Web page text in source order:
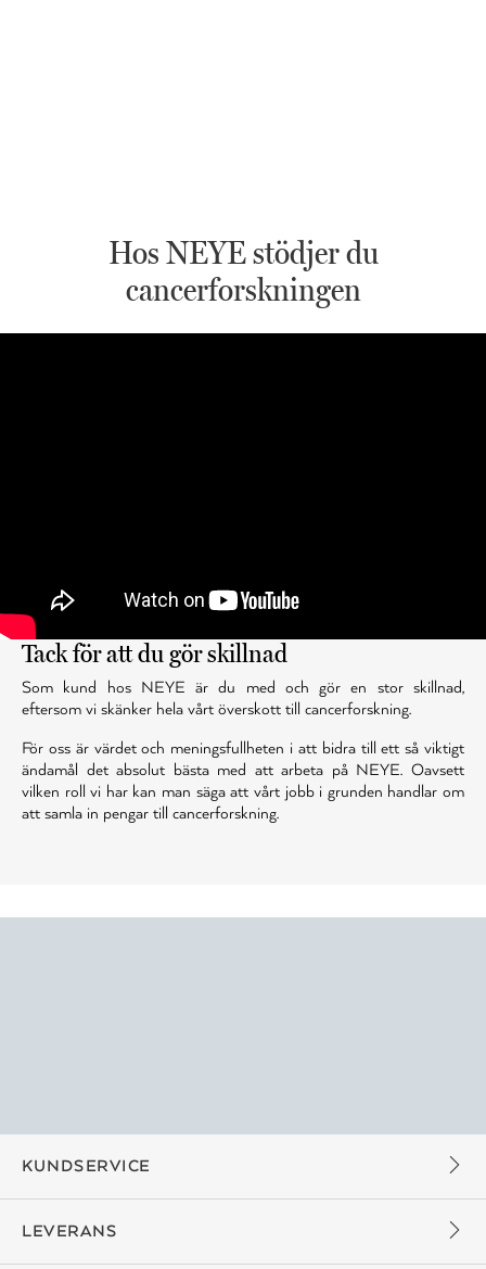
Hos NEYE stödjer du
cancerforskningen
Tack för att du gör skillnad
Som kund hos NEYE är du med och gör en stor skillnad,
eftersom vi skänker hela vårt överskott till cancerforskning.
För oss är värdet och meningsfullheten i att bidra till ett så viktigt
ändamål det absolut bästa med att arbeta på NEYE. Oavsett
vilken roll vi har kan man säga att vårt jobb i grunden handlar om
att samla in pengar till cancerforskning.
KUNDSERVICE
LEVERANS